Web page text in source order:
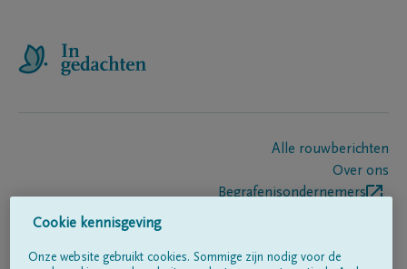
Alle rouwberichten
Over ons
Begrafenisondernemers
Cookie kennisgeving
Onze website gebruikt cookies. Sommige zijn nodig voor de